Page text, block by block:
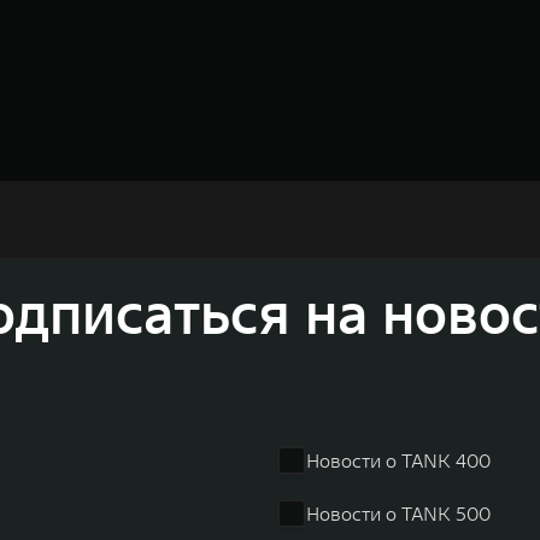
ORA, премиальных кроссоверов WEY, а также новый
GWM входят 80 дочерних компаний, а штат включает более 60 000
больше чем на 30% и составила 136,3 млрд юаней (1,6 трлн
на
Новости о TANK 400
Новости о TANK 500